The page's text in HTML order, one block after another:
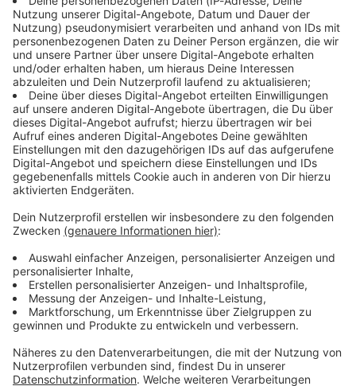
Immer auf dem Laufenden
bleiben!
Verpass' nichts mehr - mit unserem kostenlosen
ANTENNE BAYERN Newsletter. Ob Nachrichten,
informieren dich.
Zum Newsletter anmelden